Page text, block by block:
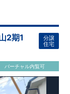
『バルコニー
』 ・梅雨時や
2期1
分譲
住宅
バーチャル内覧可